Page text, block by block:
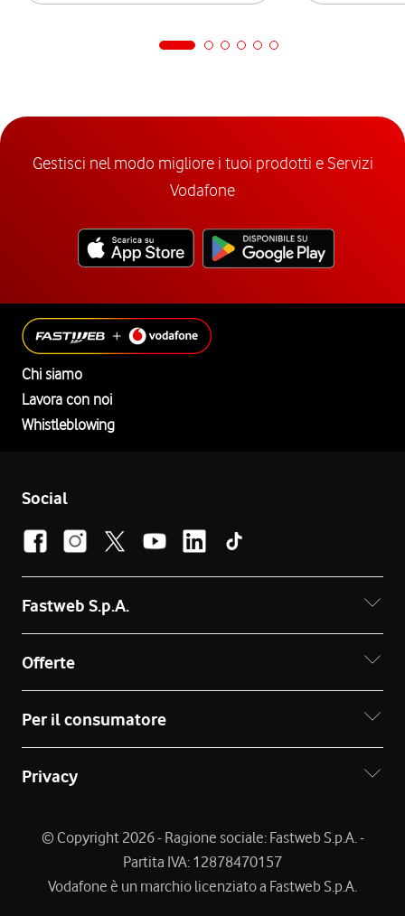
Gestisci nel modo migliore i tuoi prodotti e Servizi
Vodafone
Chi siamo
Lavora con noi
Whistleblowing
Social
Fastweb S.p.A.
Offerte
Per il consumatore
Privacy
© Copyright 2026 - Ragione sociale: Fastweb S.p.A. -
Partita IVA: 12878470157
Vodafone è un marchio licenziato a Fastweb S.p.A.